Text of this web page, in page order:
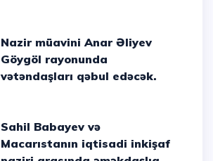
Nazir müavini Anar Əliyev
Göygöl rayonunda
vətəndaşları qəbul edəcək.
Sahil Babayev və
Macarıstanın iqtisadi inkişaf